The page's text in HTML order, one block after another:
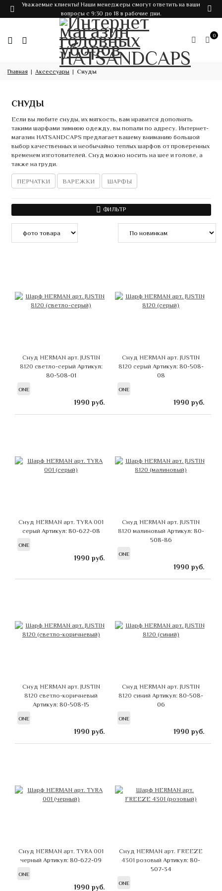
Уважаемые клиенты! Наши менеджеры смогут ответить на ваши
вопросы с 9:30 до 18 в рабочие дни.
0
Главная Аксессуары Снуды
СНУДЫ
Если вы любите снуды, их мягкость, вам нравится дополнять
такими шарфами зимнюю одежду, вы попали по адресу. Интернет-
магазин HATSANDCAPS предлагает вашему вниманию большой
выбор качественных и необычайно теплых шарфов от проверенных
временем изготовителей. Снуд можно носить на шее и голове, а
также на груди.
ПЕРЧАТКИ ВАРЕЖКИ ШАРФЫ
ФИЛЬТР
Снуд HERMAN арт. JUSTIN
8120 светло-серый Артикул:
80-508-01
ONE
1990 руб.
Снуд HERMAN арт. JUSTIN
8120 серый Артикул: 80-508-
08
ONE
1990 руб.
Снуд HERMAN арт. TYRA 001
серый Артикул: 80-622-08
ONE
1990 руб.
Снуд HERMAN арт. JUSTIN
8120 малиновый Артикул: 80-
508-86
ONE
1990 руб.
Снуд HERMAN арт. JUSTIN
8120 светло-коричневый
Артикул: 80-508-15
ONE
1990 руб.
Снуд HERMAN арт. JUSTIN
8120 синийАртикул: 80-508-
06
ONE
1990 руб.
Снуд HERMAN арт. TYRA 001
черныйАртикул: 80-622-09
ONE
1990 руб.
Снуд HERMAN арт. FREEZE
4301 розовыйАртикул: 80-
507-34
ONE